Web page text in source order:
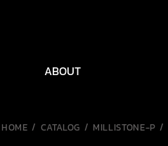
ABOUT
HOME / CATALOG / MILLISTONE-P /